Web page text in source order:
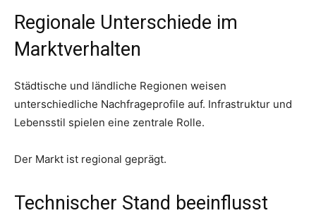
Regionale Unterschiede im
Marktverhalten
Städtische und ländliche Regionen weisen
unterschiedliche Nachfrageprofile auf. Infrastruktur und
Lebensstil spielen eine zentrale Rolle.
Der Markt ist regional geprägt.
Technischer Stand beeinflusst